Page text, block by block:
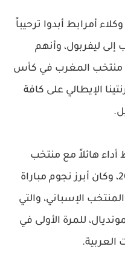
أمرابط أبدوا ترحيباً
إلى ليفربول، وأنهم
منتخب المغرب في كأس
الإيطالي على كافة
هائلاً مع منتخب
المغرب في كأس العالم 2022، وكان أبرز نجوم مباراة
الإسباني، والتي
للمرة الأولى في
العربية.